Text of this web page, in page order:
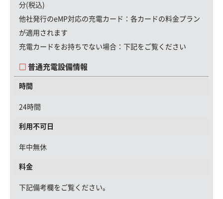
分(税込)
他社発行のeMP対応の充電カード：各カードの料金プラン
が適用されます
充電カードをお持ちでない場合： 下記をご覧ください
普通充電設備情報
時間
24時間
利用不可日
年中無休
料金
下記備考欄をご覧ください。